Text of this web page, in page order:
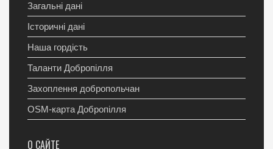
Загальні дані
Історичні дані
Наша гордість
Таланти Добропілля
Захоплення добропольчан
OSM-карта Добропілля
О САЙТЕ